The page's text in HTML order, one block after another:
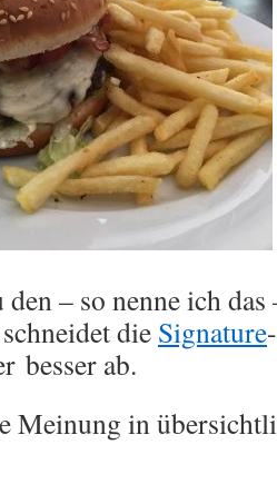
– so nenne ich
die Signature
besser ab.
Meinung in